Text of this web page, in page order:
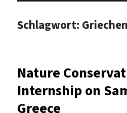
Schlagwort:
Nature
Internship on
Greece